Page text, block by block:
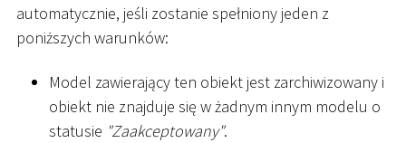
automatycznie, jeśli zostanie spełniony jeden z
poniższych warunków:
Model zawierający ten obiekt jest zarchiwizowany i
obiekt nie znajduje się w żadnym innym modelu o
statusie "Zaakceptowany".